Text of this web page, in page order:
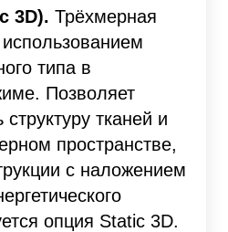
3D). Трёхмерная
типа в
Позволяет
тканей и
пространстве,
с наложением
опция Static 3D.